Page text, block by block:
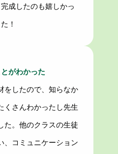
成したのも嬉しかっ
た！
がわかった
をしたので、知らなか
くさんわかったし先生
た。他のクラスの生徒
、コミュニケーション